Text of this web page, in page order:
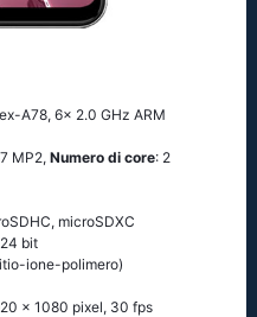
A78, 6x 2.0 GHz ARM
MP2,Numero di core: 2
microSDXC
bit
ione-polimero)
x 1080 pixel, 30 fps